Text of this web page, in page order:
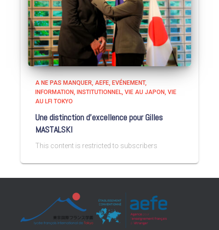
A NE PAS MANQUER AEFE EVÉNEMENT
INFORMATION
INSTITUTIONNEL VIE AU JAPON VIE
AU LFI TOKYO
Une distinction d’excellence pour Gilles
MASTALSKI
This content is restricted to subscribers